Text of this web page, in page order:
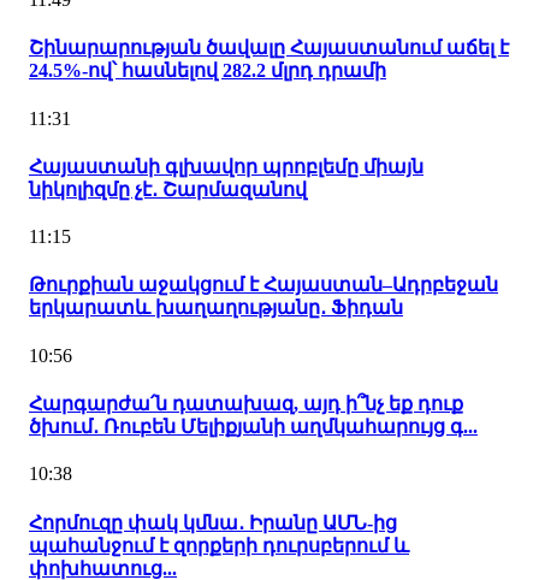
Շինարարության ծավալը Հայաստանում աճել է
24.5%-ով՝ հասնելով 282.2 մլրդ դրամի
11:31
Հայաստանի գլխավոր պրոբլեմը միայն
նիկոլիզմը չէ․ Շարմազանով
11:15
Թուրքիան աջակցում է Հայաստան–Ադրբեջան
երկարատև խաղաղությանը․ Ֆիդան
10:56
Հարգարժա՛ն դատախազ, այդ ի՞նչ եք դուք
ծխում․ Ռուբեն Մելիքյանի աղմկահարույց գ...
10:38
Հորմուզը փակ կմնա․ Իրանը ԱՄՆ-ից
պահանջում է զորքերի դուրսբերում և
փոխհատուց...